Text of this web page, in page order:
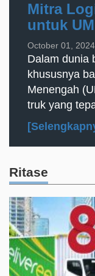
Mitra
untuk
October 01, 2024
Dalam dunia
khususnya
Menengah
truk yang
Ritase